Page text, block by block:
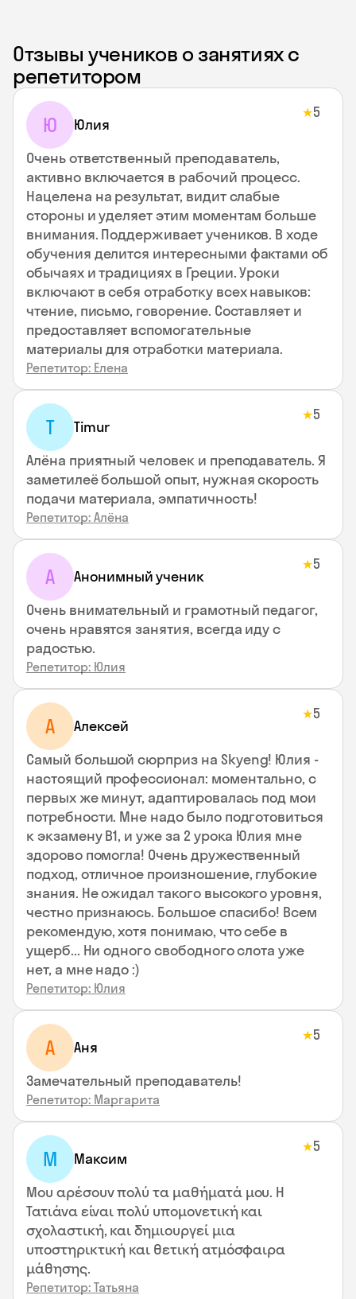
Отзывы учеников о занятиях с
репетитором
Ю Юлия
★5
Очень ответственный преподаватель,
активно включается в рабочий процесс.
Нацелена на результат, видит слабые
стороны и уделяет этим моментам больше
внимания. Поддерживает учеников. В ходе
обучения делится интересными фактами об
обычаях и традициях в Греции. Уроки
включают в себя отработку всех навыков:
чтение, письмо, говорение. Составляет и
предоставляет вспомогательные
материалы для отработки материала.
Репетитор: Елена
T Timur
★5
Алёна приятный человек и преподаватель. Я
заметилеё большой опыт, нужная скорость
подачи материала, эмпатичность!
Репетитор: Алёна
А Анонимный ученик
★5
Очень внимательный и грамотный педагог,
очень нравятся занятия, всегда иду с
радостью.
Репетитор: Юлия
А Алексей
★5
Самый большой сюрприз на Skyeng! Юлия -
настоящий профессионал: моментально, с
первых же минут, адаптировалась под мои
потребности. Мне надо было подготовиться
к экзамену В1, и уже за 2 урока Юлия мне
здорово помогла! Очень дружественный
подход, отличное произношение, глубокие
знания. Не ожидал такого высокого уровня,
честно признаюсь. Большое спасибо! Всем
рекомендую, хотя понимаю, что себе в
ущерб... Ни одного свободного слота уже
нет, а мне надо :)
Репетитор: Юлия
А Аня
★5
Замечательный преподаватель!
Репетитор: Маргарита
М Максим
★5
Μου αρέσουν πολύ τα μαθήματά μου. Η
Τατιάνα είναι πολύ υπομονετική και
σχολαστική, και δημιουργεί μια
υποστηρικτική και θετική ατμόσφαιρα
μάθησης.
Репетитор: Татьяна